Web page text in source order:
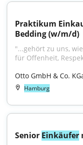
Praktikum
Bedding (w/m/d)
"...gehört zu uns,
für Offenheit,
Otto GmbH & Co.
Hamburg
Senior Einkäufer